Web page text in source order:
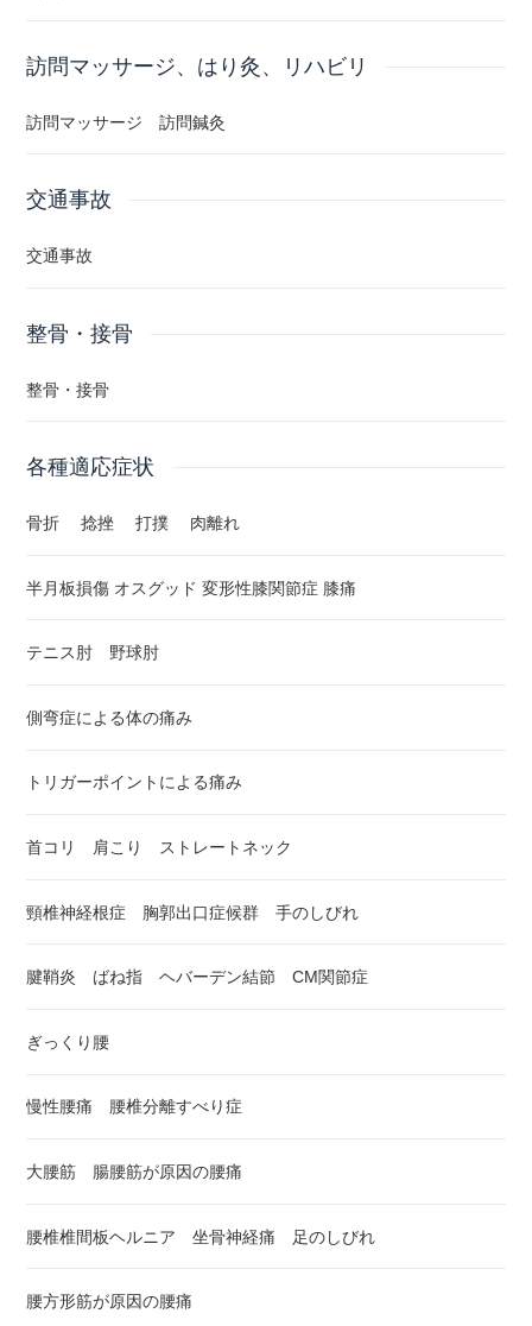
反応点鍼灸治療
長い鍼 太い鍼 深い鍼
訪問マッサージ、はり灸、リハビリ
訪問マッサージ 訪問鍼灸
交通事故
交通事故
整骨・接骨
整骨・接骨
各種適応症状
骨折 捻挫 打撲 肉離れ
半月板損傷 オスグッド 変形性膝関節症 膝痛
テニス肘 野球肘
側弯症による体の痛み
トリガーポイントによる痛み
首コリ 肩こり ストレートネック
頸椎神経根症 胸郭出口症候群 手のしびれ
腱鞘炎 ばね指 ヘバーデン結節 CM関節症
ぎっくり腰
慢性腰痛 腰椎分離すべり症
大腰筋 腸腰筋が原因の腰痛
腰椎椎間板ヘルニア 坐骨神経痛 足のしびれ
腰方形筋が原因の腰痛